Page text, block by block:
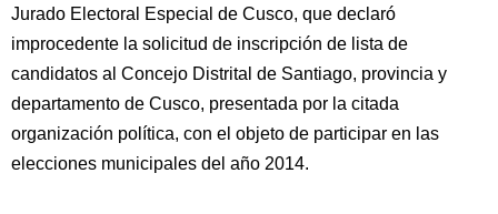
Jurado Electoral Especial de Cusco, que declaró
improcedente la solicitud de inscripción de lista de
candidatos al Concejo Distrital de Santiago, provincia y
departamento de Cusco, presentada por la citada
organización política, con el objeto de participar en las
elecciones municipales del año 2014.